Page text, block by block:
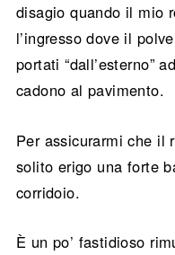
disagio quando il mio
l’ingresso dove il
portati “dall’esterno”
cadono al pavimento.
Per assicurarmi che il
solito erigo una forte
corridoio.
È un po’ fastidioso